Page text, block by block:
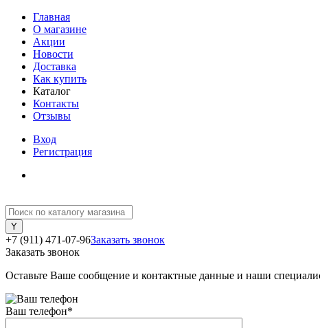
Главная
О магазине
Акции
Новости
Доставка
Как купить
Каталог
Контакты
Отзывы
Вход
Регистрация
+7 (911) 471-07-96Заказать звонок
Заказать звонок
Оставьте Ваше сообщение и контактные данные и наши
Ваш телефон*